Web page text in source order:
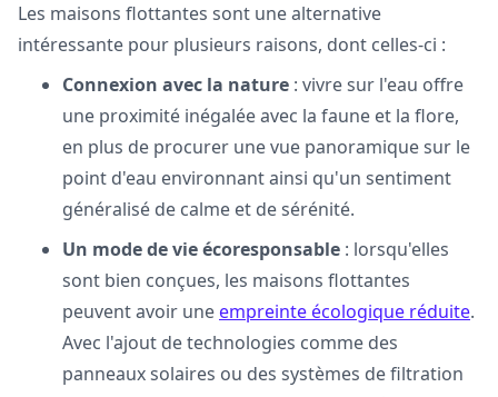
Les maisons flottantes sont une alternative
intéressante pour plusieurs raisons, dont celles-ci :
Connexion avec la nature : vivre sur l'eau offre
une proximité inégalée avec la faune et la flore,
en plus de procurer une vue panoramique sur le
point d'eau environnant ainsi qu'un sentiment
généralisé de calme et de sérénité.
Un mode de vie écoresponsable : lorsqu'elles
sont bien conçues, les maisons flottantes
peuvent avoir une empreinte écologique réduite.
Avec l'ajout de technologies comme des
panneaux solaires ou des systèmes de filtration